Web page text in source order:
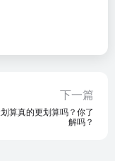
下一篇
算真的更划算吗？你了
解吗？